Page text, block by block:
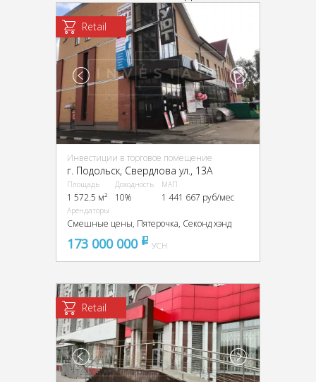
Retail
Инвестиции в торговое помещение
г. Подольск, Свердлова ул., 13А
Площадь
1 572.5 м²
Доходность
10%
МАП
1 441 667 руб/мес
Арендаторы
Смешные цены, Пятерочка, Секонд хэнд
173 000 000 pуб
УСН
Retail